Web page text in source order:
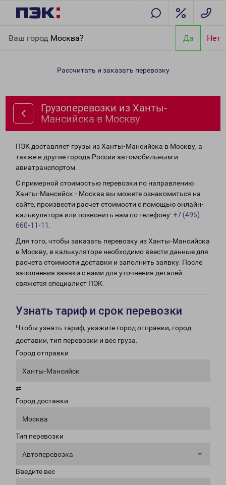
Ваш город Москва? Да Нет
Москву
Рассчитать и заказать перевозку
Грузоперевозки из Ханты-
Мансийска в Москву
ПЭК доставляет грузы из Ханты-Мансийска в Москву, а
также в другие города России автомобильным и
авиатранспортом.
С примерной стоимостью перевозки по направлению
Ханты-Мансийск - Москва вы можете ознакомиться на
сайте, произвести расчет стоимости с помощью онлайн-
калькулятора или позвонить нам по телефону: +7 (495)
660-11-11
Для того, чтобы заказать перевозку из Ханты-Мансийска
в Москву, в калькуляторе необходимо ввести данные для
расчета стоимости доставки и заполнить заявку. После
заполнения заявки с вами для уточнения деталей
свяжется специалист ПЭК.
Узнать тариф и срок перевозки
Чтобы узнать тариф, укажите город отправки, город
доставки, тип перевозки и вес груза.
Город отправки
Ханты-Мансийск
⇄
Город доставки
Москва
Тип перевозки
Автоперевозка
Введите вес